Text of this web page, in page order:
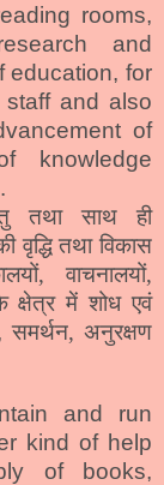
rooms,
and
education, for
and also
of
knowledge
हेतु तथा साथ ही
वृद्धि तथा विकास
वाचनालयों,
के क्षेत्र में शोध एवं
समर्थन, अनुरक्षण
and run
kind of help
of books,